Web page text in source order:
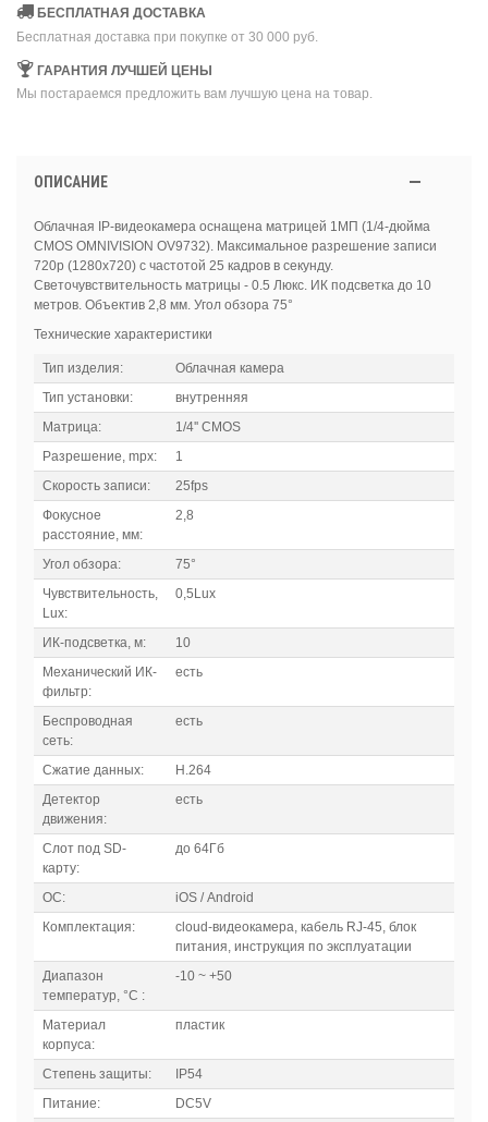
БЕСПЛАТНАЯ ДОСТАВКА
Бесплатная доставка при покупке от 30 000 руб.
ГАРАНТИЯ ЛУЧШЕЙ ЦЕНЫ
Мы постараемся предложить вам лучшую цена на товар.
ОПИСАНИЕ
Облачная IP-видеокамера оснащена матрицей 1МП (1/4-дюйма
CMOS OMNIVISION OV9732). Максимальное разрешение записи
720р (1280x720) с частотой 25 кадров в секунду.
Cветочувствительность матрицы - 0.5 Люкс. ИК подсветка до 10
метров. Объектив 2,8 мм. Угол обзора 75°
Технические характеристики
Тип изделия:
Облачная камера
Тип установки:
внутренняя
Матрица:
1/4'' CMOS
Разрешение, mpx:
1
Скорость записи:
25fps
Фокусное
расстояние, мм:
2,8
Угол обзора:
75°
Чувствительность,
Lux:
0,5Lux
ИК-подсветка, м:
10
Механический ИК-
фильтр:
есть
Беспроводная
сеть:
есть
Сжатие данных:
H.264
Детектор
движения:
есть
Слот под SD-
карту:
до 64Гб
ОС:
iOS / Android
Комплектация:
cloud-видеокамера, кабель RJ-45, блок
питания, инструкция по эксплуатации
Диапазон
температур, °C :
-10 ~ +50
Материал
корпуса:
пластик
Степень защиты:
IP54
Питание:
DC5V